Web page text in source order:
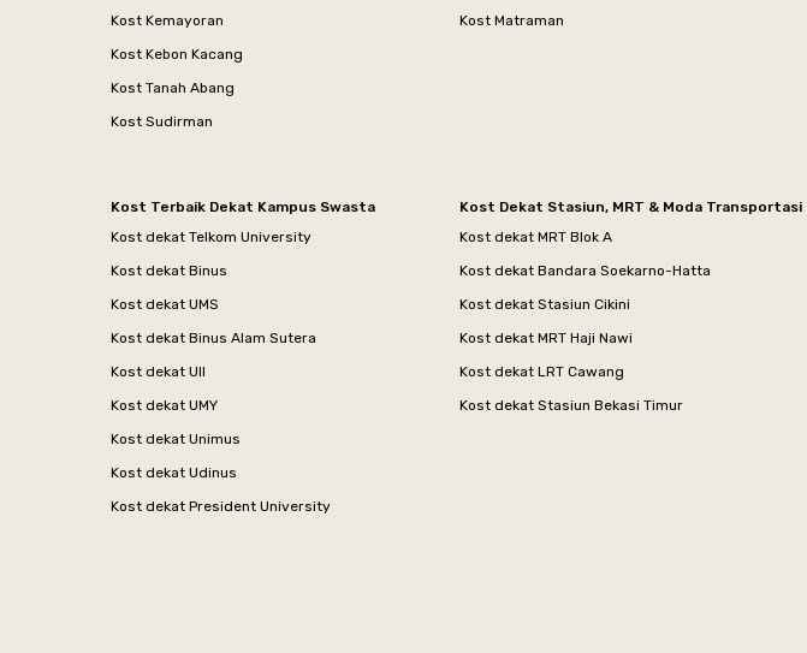
Kost Kemayoran
Kost Kebon Kacang
Kost Tanah Abang
Kost Sudirman
Kost Matraman
Kost Terbaik Dekat Kampus Swasta
Kost dekat Telkom University
Kost dekat Binus
Kost dekat UMS
Kost dekat Binus Alam Sutera
Kost dekat UII
Kost dekat UMY
Kost dekat Unimus
Kost dekat Udinus
Kost dekat President University
Kost Dekat Stasiun, MRT & Moda Transportasi
Kost dekat MRT Blok A
Kost dekat Bandara Soekarno-Hatta
Kost dekat Stasiun Cikini
Kost dekat MRT Haji Nawi
Kost dekat LRT Cawang
Kost dekat Stasiun Bekasi Timur